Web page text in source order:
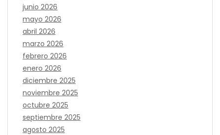
junio 2026
mayo 2026
abril 2026
marzo 2026
febrero 2026
enero 2026
diciembre 2025
noviembre 2025
octubre 2025
septiembre 2025
agosto 2025